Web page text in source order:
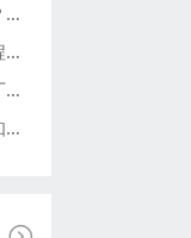
燕麦油厂家告诉你燕麦油是什么？燕麦油应该如何食用。
核桃油厂家分析其核桃油工艺流程和压榨工艺！
核桃油正确的食用方法，核桃油厂家详细解答
都知道冷榨亚麻籽油好，但是你知道冷榨热榨的区别吗？亚麻籽油厂家告诉你。